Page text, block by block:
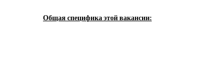
Общая специфика этой вакансии: